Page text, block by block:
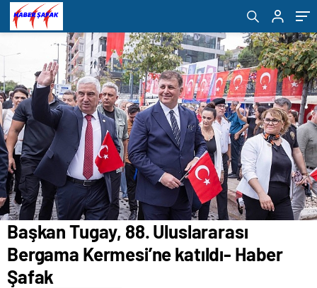
Başkan Tugay, 88. Uluslararası
Bergama Kermesi’ne katıldı- Haber
Şafak